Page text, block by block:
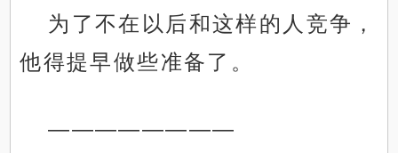
为了不在以后和这样的人竞争，
他得提早做些准备了。
————————